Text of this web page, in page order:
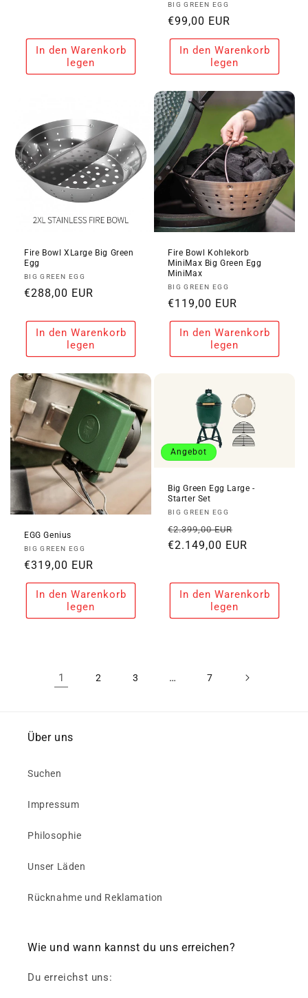
In den Warenkorb
legen
Anbieter:
BIG GREEN EGG
Normaler
Preis
€99,00 EUR
In den Warenkorb
legen
Fire Bowl XLarge Big Green
Egg
Anbieter:
BIG GREEN EGG
Normaler
€288,00 EUR
In den Warenkorb
legen
Fire Bowl Kohlekorb
MiniMax Big Green Egg
MiniMax
Anbieter:
BIG GREEN EGG
Normaler
Preis
€119,00 EUR
In den Warenkorb
legen
EGG Genius
Anbieter:
BIG GREEN EGG
Normaler
Preis
€319,00 EUR
In den Warenkorb
legen
Angebot
Big Green Egg Large -
Starter Set
Anbieter:
BIG GREEN EGG
Normaler
Preis
€2.399,00 EUR
€2.149,00 EUR
In den Warenkorb
legen
1 2 3 … 7
Über uns
Suchen
Impressum
Philosophie
Unser Läden
Rücknahme und Reklamation
Wie und wann kannst du uns erreichen?
Du erreichst uns: